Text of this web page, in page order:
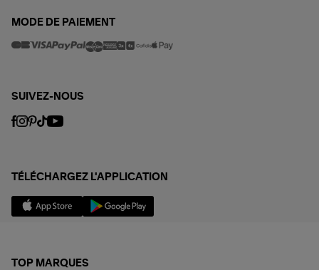
MODE DE PAIEMENT
SUIVEZ-NOUS
TÉLÉCHARGEZ L'APPLICATION
TOP MARQUES